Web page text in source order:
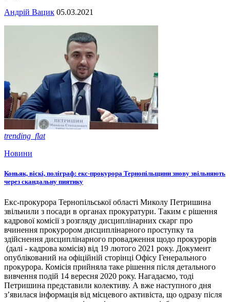
Андрій Вацик 05.03.2021
trending_flat
Новини
Коньяк, віскі, поліграф: екс-прокурора Тернопільщини знову звільняють
через скандальну пиятику
Екс-прокурора Тернопільської області Миколу Петришина
звільнили з посади в органах прокуратури. Таким є рішення
кадрової комісії з розгляду дисциплінарних скарг про
вчинення прокурором дисциплінарного проступку та
здійснення дисциплінарного провадження щодо прокурорів
(далі - кадрова комісія) від 19 лютого 2021 року. Документ
опублікований на офіційній сторінці Офісу Генерального
прокурора. Комісія прийняла таке рішення після детального
вивчення подій 14 вересня 2020 року. Нагадаємо, тоді
Петришина представили колективу. А вже наступного дня
з’явилася інформація від місцевого активіста, що одразу після